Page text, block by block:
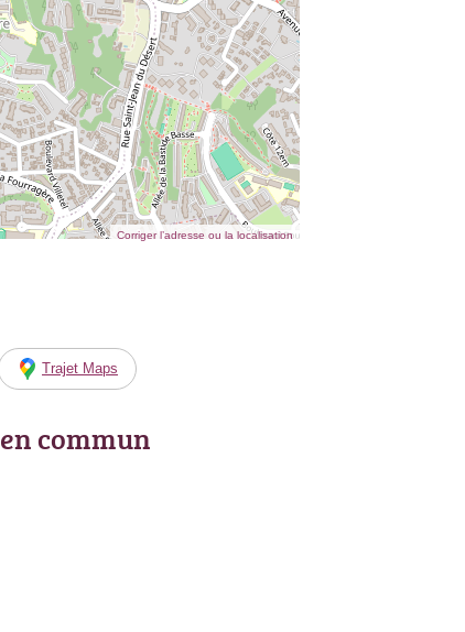
Corriger l’adresse ou la localisation
Trajet Maps
commun